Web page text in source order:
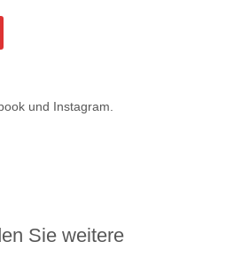
und Instagram
Sie weitere